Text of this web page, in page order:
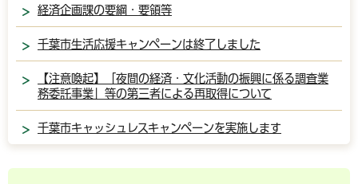
経済企画課の要綱・要領等
千葉市生活応援キャンペーンは終了しました
【注意喚起】「夜間の経済・文化活動の振興に係る調査業
務委託事業」等の第三者による再取得について
千葉市キャッシュレスキャンペーンを実施します